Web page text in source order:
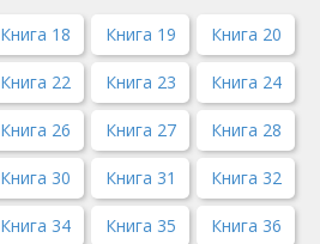
Книга 18 Книга 19 Книга 20
Книга 22 Книга 23 Книга 24
Книга 26 Книга 27 Книга 28
Книга 30 Книга 31 Книга 32
Книга 34 Книга 35 Книга 36